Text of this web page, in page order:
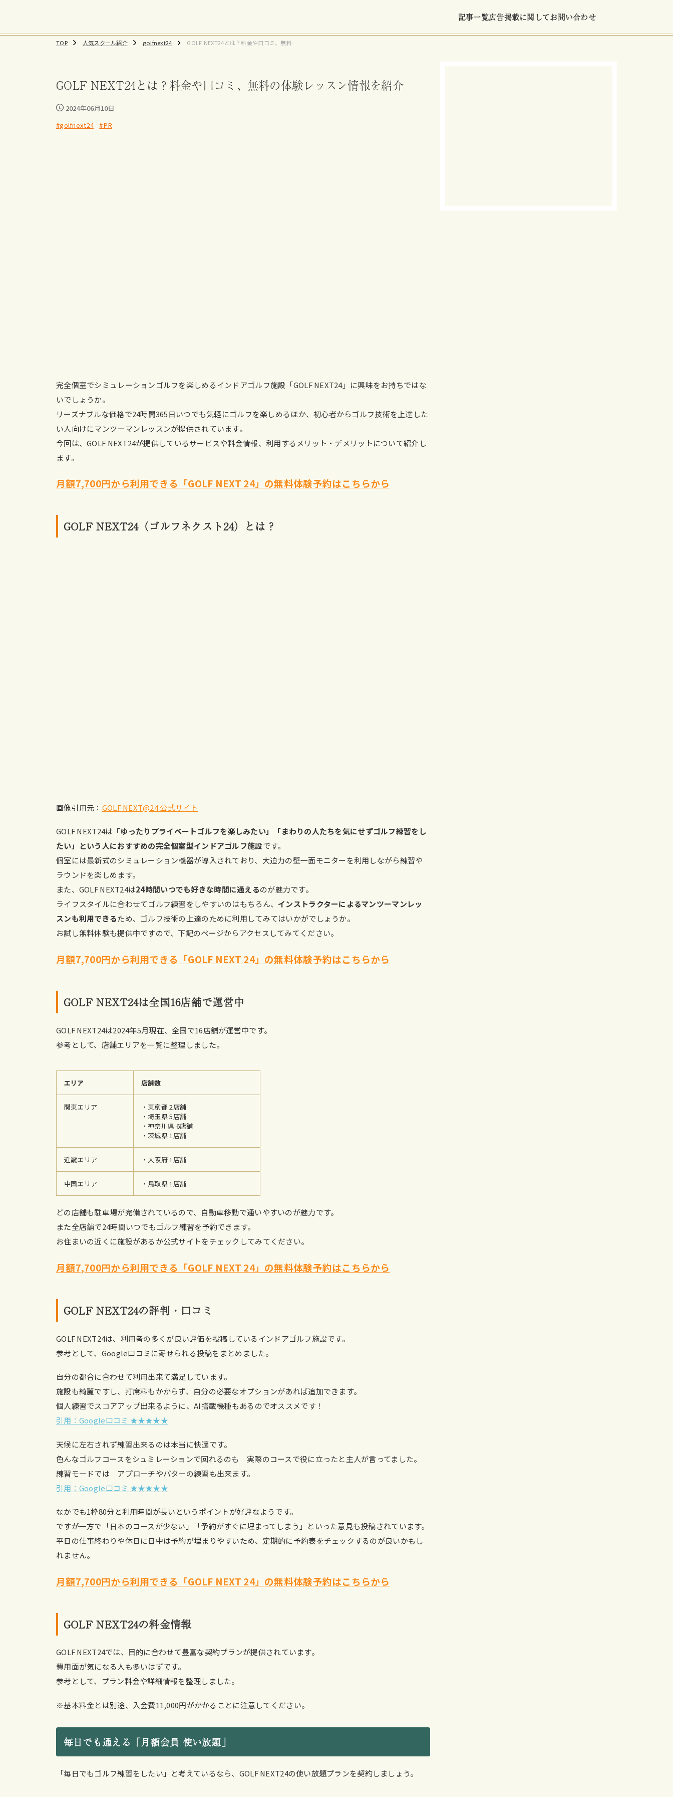
記事一覧広告掲載に関してお問い合わせ
TOP 人気スクール紹介 golfnext24
GOLF NEXT24とは？料金や口コミ、無料の
GOLF NEXT24とは？料金や口コミ、無料の体験レッスン情報を紹介
2024年06月10日
#golfnext24 #PR
完全個室でシミュレーションゴルフを楽しめるインドアゴルフ施設「GOLF NEXT24」に興味をお持ちではな
いでしょうか。
リーズナブルな価格で24時間365日いつでも気軽にゴルフを楽しめるほか、初心者からゴルフ技術を上達した
い人向けにマンツーマンレッスンが提供されています。
今回は、GOLF NEXT24が提供しているサービスや料金情報、利用するメリット・デメリットについて紹介し
ます。
月額7,700円から利用できる「GOLF NEXT 24」の無料体験予約はこちらから
GOLF NEXT24（ゴルフネクスト24）とは？
画像引用元： GOLF NEXT@24 公式サイト
GOLF NEXT24は 「ゆったりプライベートゴルフを楽しみたい」「まわりの人たちを気にせずゴルフ練習をし
たい」という人におすすめの完全個室型インドアゴルフ施設です。
個室には最新式のシミュレーション機器が導入されており、大迫力の壁一面モニターを利用しながら練習や
ラウンドを楽しめます。
また、GOLF NEXT24は24時間いつでも好きな時間に通えるのが魅力です。
ライフスタイルに合わせてゴルフ練習をしやすいのはもちろん、 インストラクターによるマンツーマンレッ
スンも利用できるため、ゴルフ技術の上達のために利用してみてはいかがでしょうか。
お試し無料体験も提供中ですので、下記のページからアクセスしてみてください。
月額7,700円から利用できる「GOLF NEXT 24」の無料体験予約はこちらから
GOLF NEXT24は全国16店舗で運営中
GOLF NEXT24は2024年5月現在、全国で16店舗が運営中です。
参考として、店舗エリアを一覧に整理しました。
エリア 店舗数
関東エリア
・東京都 2店舗
・埼玉県 5店舗
・神奈川県 6店舗
・茨城県 1店舗
近畿エリア ・大阪府 1店舗
中国エリア ・鳥取県 1店舗
どの店舗も駐車場が完備されているので、自動車移動で通いやすいのが魅力です。
また全店舗で24時間いつでもゴルフ練習を予約できます。
お住まいの近くに施設があるか公式サイトをチェックしてみてください。
月額7,700円から利用できる「GOLF NEXT 24」の無料体験予約はこちらから
GOLF NEXT24の評判・口コミ
GOLF NEXT24は、利用者の多くが良い評価を投稿しているインドアゴルフ施設です。
参考として、Google口コミに寄せられる投稿をまとめました。
自分の都合に合わせて利用出来て満足しています。
施設も綺麗ですし、打席料もかからず、自分の必要なオプションがあれば追加できます。
個人練習でスコアアップ出来るように、AI搭載機種もあるのでオススメです！
引用：Google口コミ ★★★★★
天候に左右されず練習出来るのは本当に快適です。
色んなゴルフコースをシュミレーションで回れるのも 実際のコースで役に立ったと主人が言ってました。
練習モードでは アプローチやパターの練習も出来ます。
引用：Google口コミ ★★★★★
なかでも1枠80分と利用時間が長いというポイントが好評なようです。
ですが一方で「日本のコースが少ない」「予約がすぐに埋まってしまう」といった意見も投稿されています。
平日の仕事終わりや休日に日中は予約が埋まりやすいため、定期的に予約表をチェックするのが良いかもし
れません。
月額7,700円から利用できる「GOLF NEXT 24」の無料体験予約はこちらから
GOLF NEXT24の料金情報
GOLF NEXT24では、目的に合わせて豊富な契約プランが提供されています。
費用面が気になる人も多いはずです。
参考として、プラン料金や詳細情報を整理しました。
※基本料金とは別途、入会費11,000円がかかることに注意してください。
毎日でも通える「月額会員 使い放題」
「毎日でもゴルフ練習をしたい」と考えているなら、GOLF NEXT24の使い放題プランを契約しましょう。